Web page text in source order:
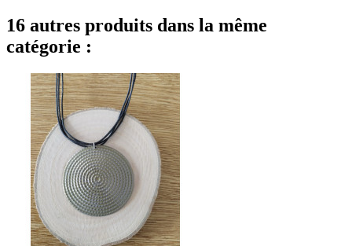
16 autres produits dans la même
catégorie :